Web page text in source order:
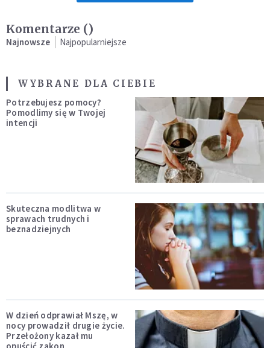
Komentarze ()
Najnowsze Najpopularniejsze
WYBRANE DLA CIEBIE
Potrzebujesz pomocy?
Pomodlimy się w Twojej
intencji
Skuteczna modlitwa w
sprawach trudnych i
beznadziejnych
W dzień odprawiał Mszę, w
nocy prowadził drugie życie.
Przełożony kazał mu